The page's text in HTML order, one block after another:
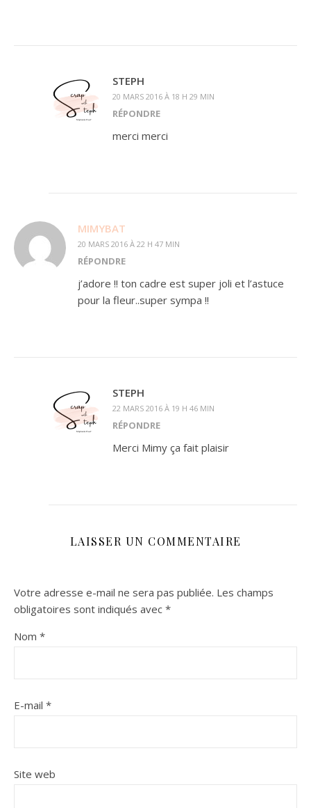
STEPH
20 MARS 2016 À 18 H 29 MIN
RÉPONDRE
merci merci
MIMYBAT
20 MARS 2016 À 22 H 47 MIN
RÉPONDRE
j’adore !! ton cadre est super joli et l’astuce
pour la fleur..super sympa !!
STEPH
22 MARS 2016 À 19 H 46 MIN
RÉPONDRE
Merci Mimy ça fait plaisir
LAISSER UN COMMENTAIRE
Votre adresse e-mail ne sera pas publiée. Les champs
obligatoires sont indiqués avec *
Nom *
E-mail *
Site web